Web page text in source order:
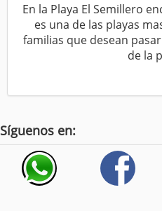
En la Playa El Semillero
es una de las playas
familias que desean
de la
Síguenos en: